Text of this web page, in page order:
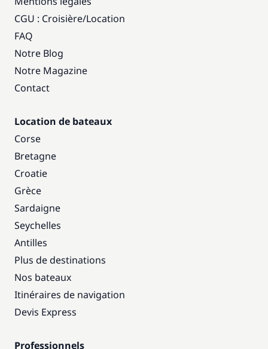
CGU : Croisière/Location
FAQ
Notre Blog
Notre Magazine
Contact
Location de bateaux
Corse
Bretagne
Croatie
Grèce
Sardaigne
Seychelles
Antilles
Plus de destinations
Nos bateaux
Itinéraires de navigation
Devis Express
Professionnels